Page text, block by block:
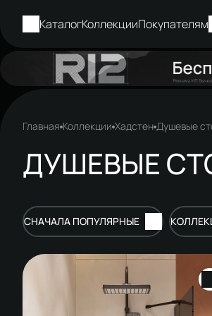
КаталогКоллекцииПокупателям
Главная Коллекции Хадстен Душевые
ДУШЕВЫЕ
СНАЧАЛА ПОПУЛЯРНЫЕ